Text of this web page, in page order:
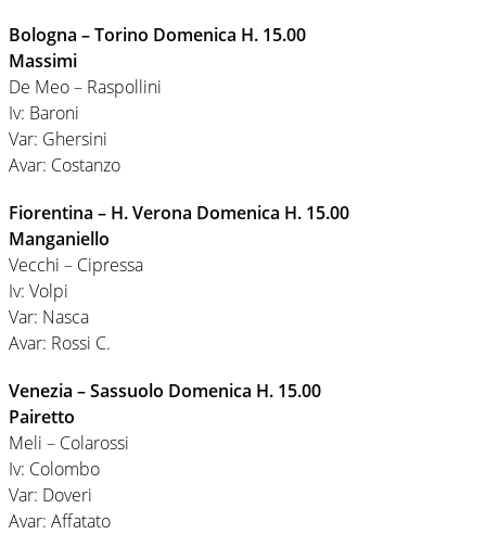
Bologna – Torino Domenica H. 15.00
Massimi
De Meo – Raspollini
Iv: Baroni
Var: Ghersini
Avar: Costanzo
Fiorentina – H. Verona Domenica H. 15.00
Manganiello
Vecchi – Cipressa
Iv: Volpi
Var: Nasca
Avar: Rossi C.
Venezia – Sassuolo Domenica H. 15.00
Pairetto
Meli – Colarossi
Iv: Colombo
Var: Doveri
Avar: Affatato